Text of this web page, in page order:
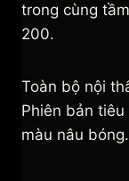
trong cùng
200.
Toàn bộ nội
Phiên bản
màu nâu bóng.